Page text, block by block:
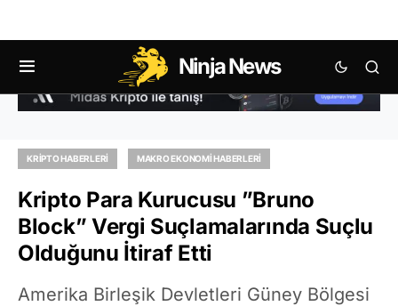
Ninja News
KRIPTO HABERLERI MAKRO EKONOMI HABERLERI
Kripto Para Kurucusu ”Bruno
Block” Vergi Suçlamalarında Suçlu
Olduğunu İtiraf Etti
Amerika Birleşik Devletleri Güney Bölgesi